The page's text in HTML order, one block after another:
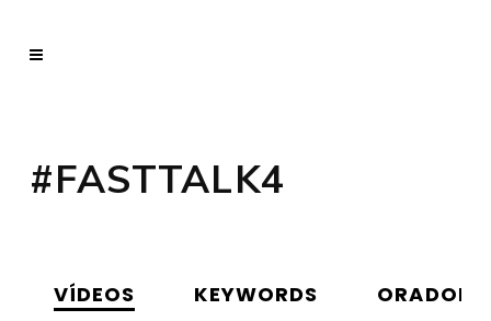
#FASTTALK4
VÍDEOS KEYWORDS